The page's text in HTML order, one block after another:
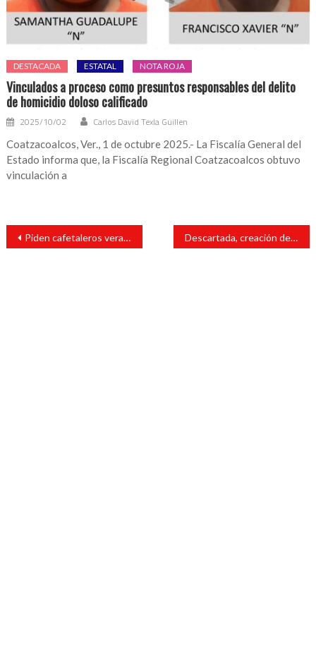
DESTACADA ESTATAL NOTA ROJA
Vinculados a proceso como presuntos responsables del delito
de homicidio doloso calificado
2025/10/02 Carlos David Texla Guillen
Coatzacoalcos, Ver., 1 de octubre 2025.- La Fiscalía General del
Estado informa que, la Fiscalía Regional Coatzacoalcos obtuvo
vinculación a
Navegación
entradas
Piden cafetaleros veracruzanos atención del próximo gobierno Descartada, creación del municipio de Tres Zapotes y donaciones: Secretario